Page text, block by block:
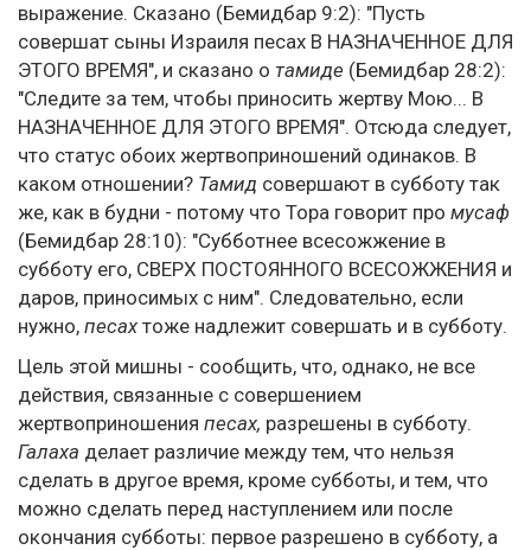
выражение. Сказано (Бемидбар 9:2): "Пусть
совершат сыны Израиля песах В НАЗНАЧЕННОЕ ДЛЯ
ЭТОГО ВРЕМЯ", и сказано о тамиде (Бемидбар 28:2):
"Следите за тем, чтобы приносить жертву Мою... В
НАЗНАЧЕННОЕ ДЛЯ ЭТОГО ВРЕМЯ". Отсюда следует,
что статус обоих жертвоприношений одинаков. В
каком отношении? Тамид совершают в субботу так
же, как в будни - потому что Тора говорит про мусаф
(Бемидбар 28:10): "Субботнее всесожжение в
субботу его, СВЕРХ ПОСТОЯННОГО ВСЕСОЖЖЕНИЯ и
даров, приносимых с ним". Следовательно, если
нужно, песах тоже надлежит совершать и в субботу.
Цель этой мишны - сообщить, что, однако, не все
действия, связанные с совершением
жертвоприношения песах, разрешены в субботу.
Галаха делает различие между тем, что нельзя
сделать в другое время, кроме субботы, и тем, что
можно сделать перед наступлением или после
окончания субботы: первое разрешено в субботу, а